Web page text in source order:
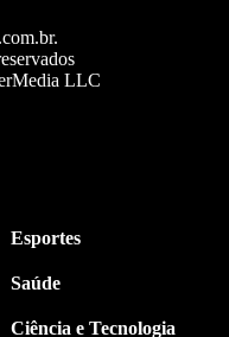
LLC
Esportes
Saúde
Ciência e Tecnologia